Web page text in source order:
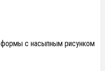
формы с насыпным рисунком